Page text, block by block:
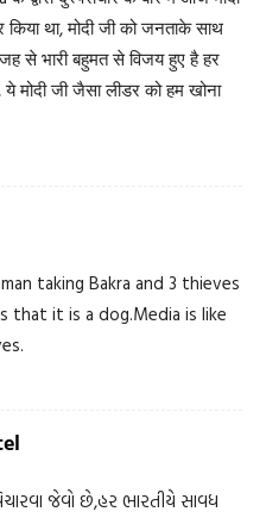
था, मोदी जी को जनताके साथ
से भारी बहुमत से विजय हुए है हर
ये मोदी जी जैसा लीडर को हम खोना
taking Bakra and 3 thieves
that it is a dog.Media is like
જેવો છે,હર ભારતીયે સાવધ